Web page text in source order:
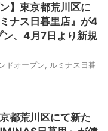
】東京都荒川区に
ナス日暮里店』が4
、4月7日より新規
ドオープン
ルミナス日暮
都荒川区にて新た